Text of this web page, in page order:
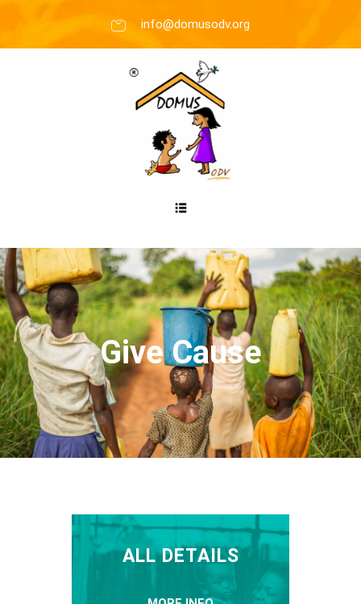
info@domusodv.org
Give Cause
ALL DETAILS